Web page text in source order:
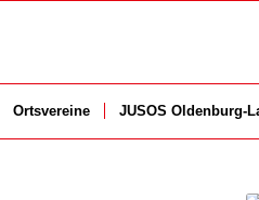
Orts­ver­ei­ne JUSOS Olden­­burg-